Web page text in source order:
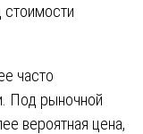
стоимости
часто
Под рыночной
вероятная цена,